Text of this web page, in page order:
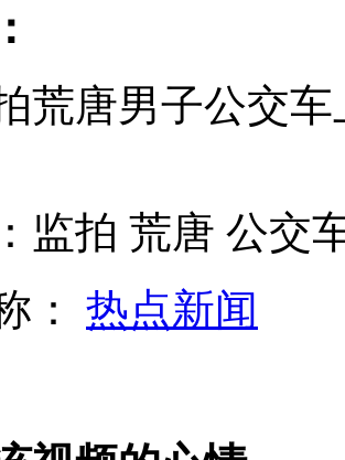
"香精门"
停警亭旁公安熟视无睹
爱上守候身边白鸽
呼吁抗议民众冷静
唐男子公交车
监拍 荒唐 公交
： 热点新闻